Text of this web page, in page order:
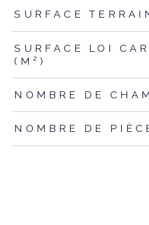
SURFACE
SURFACE LOI
(M²)
NOMBRE DE
NOMBRE DE